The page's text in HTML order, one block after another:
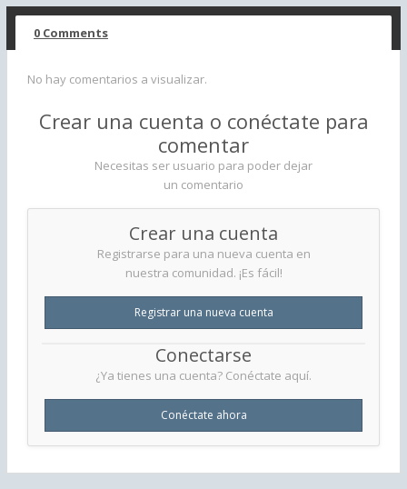
0 Comments
No hay comentarios a visualizar.
Crear una cuenta o conéctate para
comentar
Necesitas ser usuario para poder dejar
un comentario
Crear una cuenta
Registrarse para una nueva cuenta en
nuestra comunidad. ¡Es fácil!
Registrar una nueva cuenta
Conectarse
¿Ya tienes una cuenta? Conéctate aquí.
Conéctate ahora